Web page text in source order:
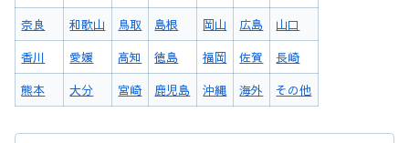
奈良 和歌山 鳥取 島根 岡山 広島 山口
香川 愛媛 高知 徳島 福岡 佐賀 長崎
熊本 大分 宮崎 鹿児島 沖縄 海外 その他